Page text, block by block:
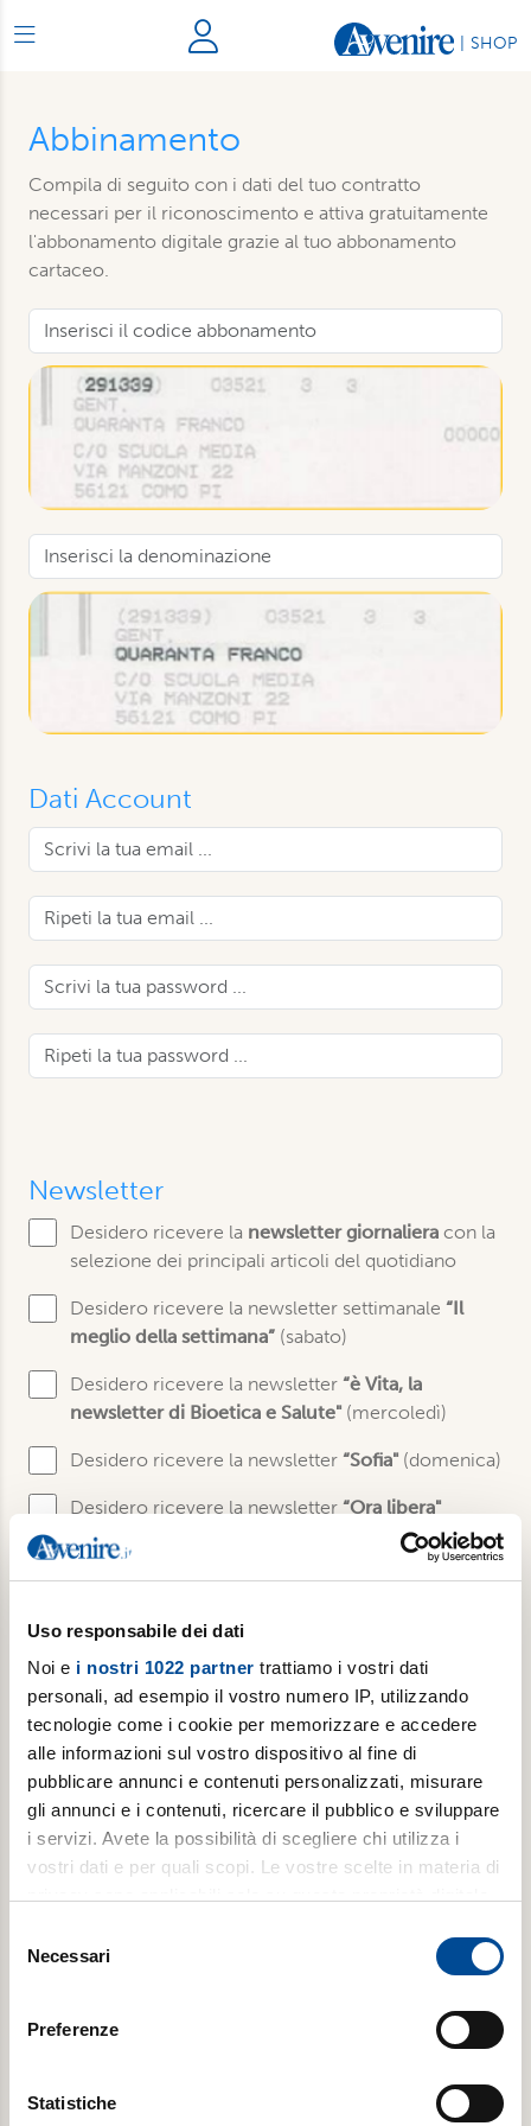
Uso responsabile dei dati
Noi e i nostri 1022 partner trattiamo i vostri dati
personali, ad esempio il vostro numero IP, utilizzando
tecnologie come i cookie per memorizzare e accedere
alle informazioni sul vostro dispositivo al fine di
pubblicare annunci e contenuti personalizzati, misurare
gli annunci e i contenuti, ricercare il pubblico e sviluppare
i servizi. Avete la possibilità di scegliere chi utilizza i
vostri dati e per quali scopi. Le vostre scelte in materia di
modificare o revocare il proprio consenso in qualsiasi
momento dalla Dichiarazione sui cookie o facendo clic
raccogliere informazioni sulla tua posizione
delNecessari
Preferenze
Statistiche
SHOP
Abbinamento
Compila di seguito con i dati del tuo contratto
necessari per il riconoscimento e attiva gratuitamente
l'abbonamento digitale grazie al tuo abbonamento
cartaceo.
Dati Account
Newsletter
Desidero ricevere la newsletter giornaliera con la
selezione dei principali articoli del quotidiano
Desidero ricevere la newsletter settimanale “Il
meglio della settimana” (sabato)
Desidero ricevere la newsletter “è Vita, la
newsletter di Bioetica e Salute" (mercoledì)
Desidero ricevere la newsletter “Sofia" (domenica)
Desidero ricevere la newsletter “Ora libera"
(quindicinale)
Desidero ricevere la newsletter“Gut"(giovedì)
Flag Privacy
Accetto le condizioni ed i termini di utilizzo dei
servizi.
Informativa privacy completa al link *
(https://www.avvenire.it/info/privacy).
Per la Finalità e) “desidero ricevere comunicazioni
promozionali e pubblicitarie”, acconsento al